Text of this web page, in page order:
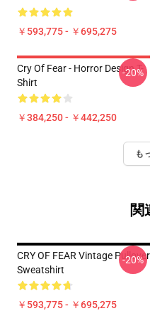
￥593,775 - ￥695,275
Cry Of Fear - Horror Design T-
Shirt
￥384,250 - ￥442,250
-20%
も
関
CRY OF FEAR Vintage Pullover
Sweatshirt
￥593,775 - ￥695,275
-20%